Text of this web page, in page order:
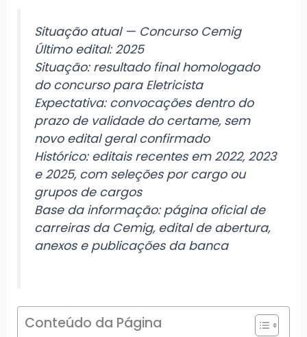
Situação atual — Concurso Cemig
Último edital: 2025
Situação: resultado final homologado
do concurso para Eletricista
Expectativa: convocações dentro do
prazo de validade do certame, sem
novo edital geral confirmado
Histórico: editais recentes em 2022, 2023
e 2025, com seleções por cargo ou
grupos de cargos
Base da informação: página oficial de
carreiras da Cemig, edital de abertura,
anexos e publicações da banca
Conteúdo da Página